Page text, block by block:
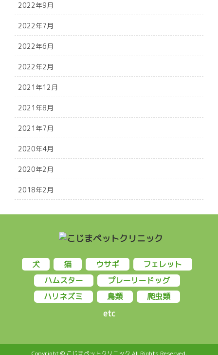
2022年9月
2022年7月
2022年6月
2022年2月
2021年12月
2021年8月
2021年7月
2020年4月
2020年2月
2018年2月
犬 猫 ウサギ
フェレット
ハムスター
プレーリードッグ
ハリネズミ
鳥類
爬虫類
etc